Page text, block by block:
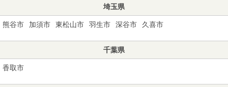
埼玉県
熊谷市 加須市 東松山市 羽生市 深谷市 久喜市
千葉県
香取市